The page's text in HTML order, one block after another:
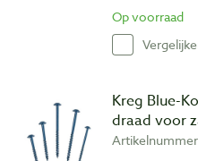
Op voorraad
Kreg Blue-
draad voor